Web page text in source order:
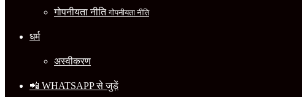
गोपनीयता नीतिगोपनीयता नीति
धर्म
अस्वीकरण
📲 WHATSAPP से जुड़ें